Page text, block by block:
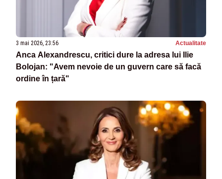
3 mai 2026, 23:56 Actualitate
Anca Alexandrescu, critici dure la adresa lui Ilie
Bolojan: "Avem nevoie de un guvern care să facă
ordine în țară"